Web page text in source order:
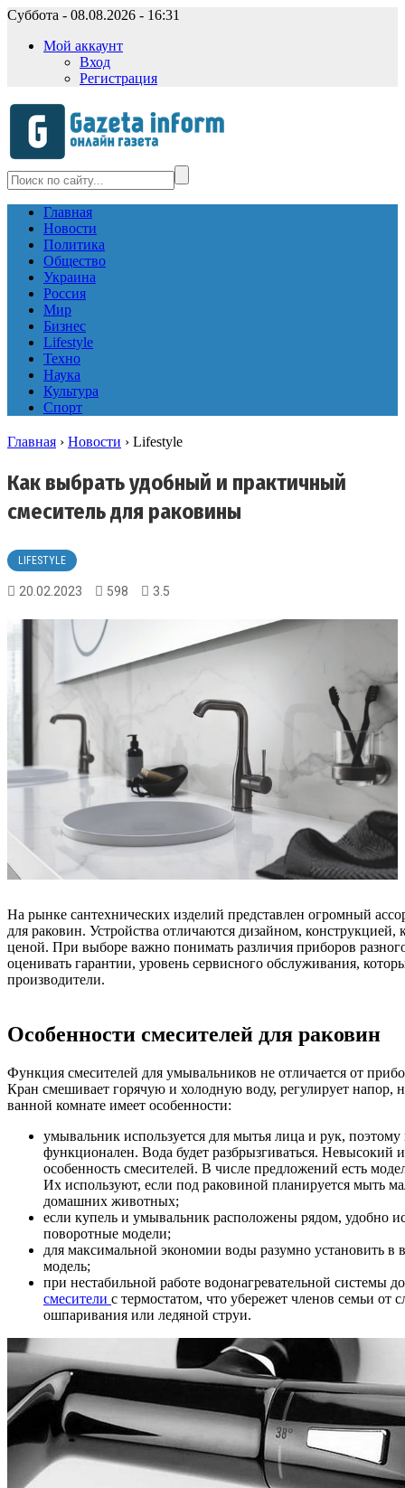
Суббота - 08.08.2026 - 16:31
Мой аккаунт
Вход
Регистрация
Главная
Новости
Политика
Общество
Украина
Россия
Мир
Бизнес
Lifestyle
Техно
Наука
Культура
Спорт
Главная › Новости › Lifestyle
Как выбрать удобный и практичный
смеситель для раковины
LIFESTYLE
20.02.2023 598 3.5
На рынке сантехнических изделий представлен огромный
для раковин. Устройства отличаются дизайном,
ценой. При выборе важно понимать различия приборов
оценивать гарантии, уровень сервисного обслуживания,
производители.
Особенности смесителей для раковин
Функция смесителей для умывальников не отличается от
Кран смешивает горячую и холодную воду, регулирует напор,
ванной комнате имеет особенности:
умывальник используется для мытья лица и рук,
функционален. Вода будет разбрызгиваться. Невысокий
особенность смесителей. В числе предложений есть
Их используют, если под раковиной планируется мыть
домашних животных;
если купель и умывальник расположены рядом, удобно
поворотные модели;
для максимальной экономии воды разумно установить в
модель;
при нестабильной работе водонагревательной системы
смесители с термостатом, что убережет членов семьи от
ошпаривания или ледяной струи.